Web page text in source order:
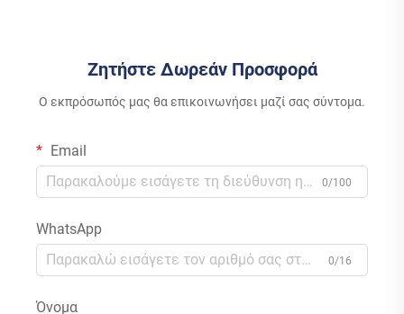
Ζητήστε Δωρεάν Προσφορά
Ο εκπρόσωπός μας θα επικοινωνήσει μαζί σας σύντομα.
Email
0/100
WhatsApp
0/16
Όνομα